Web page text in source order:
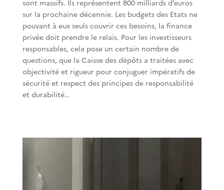
sont massifs. Ils représentent 800 milliards d’euros
sur la prochaine décennie. Les budgets des Etats ne
pouvant à eux seuls couvrir ces besoins, la finance
privée doit prendre le relais. Pour les investisseurs
responsables, cela pose un certain nombre de
questions, que la Caisse des dépôts a traitées avec
objectivité et rigueur pour conjuguer impératifs de
sécurité et respect des principes de responsabilité
et durabilité…